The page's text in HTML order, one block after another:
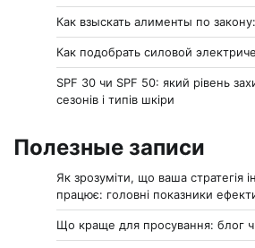
Как взыскать алименты по
Как подобрать силовой
SPF 30 чи SPF 50: який рівень
сезонів і типів шкіри
Полезные записи
Як зрозуміти, що ваша стратегія
працює: головні показники
Що краще для просування: блог